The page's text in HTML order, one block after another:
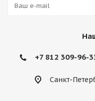
+7 812 309-96-
Санкт-